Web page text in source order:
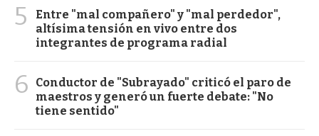
5
Entre "mal compañero" y "mal perdedor",
altísima tensión en vivo entre dos
integrantes de programa radial
6
Conductor de "Subrayado" criticó el paro de
maestros y generó un fuerte debate: "No
tiene sentido"